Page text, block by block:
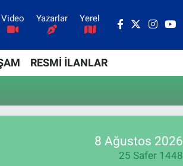
Video Yazarlar Yerel
RESMİ İLANLAR
8 Ağustos 2026
25 Safer 1448